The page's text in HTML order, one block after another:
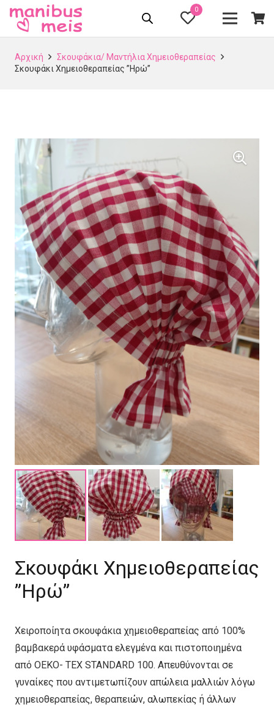
0
Αρχική
Σκουφάκια/ Μαντήλια Χημειοθεραπείας
Σκουφάκι Χημειοθεραπείας ”Ηρώ”
Σκουφάκι Χημειοθεραπείας
”Ηρώ”
Χειροποίητα σκουφάκια χημειοθεραπείας από 100%
βαμβακερά υφάσματα ελεγμένα και πιστοποιημένα
από OEKO- TEX STANDARD 100. Απευθύνονται σε
γυναίκες που αντιμετωπίζουν απώλεια μαλλιών λόγω
χημειοθεραπείας, θεραπειών, αλωπεκίας ή άλλων